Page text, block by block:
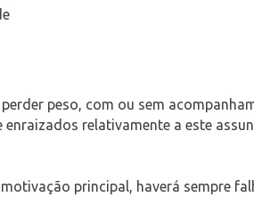
peso, com ou sem
relativamente a este
principal, haverá sempre